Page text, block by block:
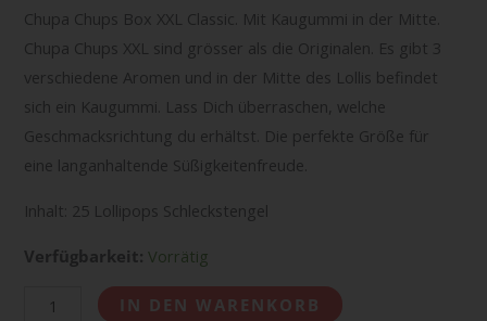
Chupa Chups Box XXL Classic. Mit Kaugummi in der Mitte.
Chupa Chups XXL sind grösser als die Originalen. Es gibt 3
verschiedene Aromen und in der Mitte des Lollis befindet
sich ein Kaugummi. Lass Dich überraschen, welche
Geschmacksrichtung du erhältst. Die perfekte Größe für
eine langanhaltende Süßigkeitenfreude.
Inhalt: 25 Lollipops Schleckstengel
Verfügbarkeit: Vorrätig
IN DEN WARENKORB